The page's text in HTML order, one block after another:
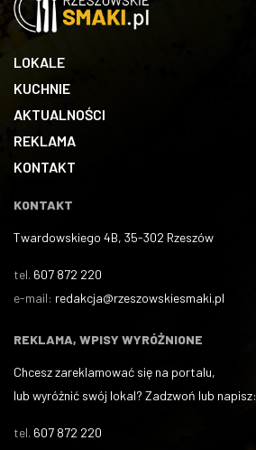
LOKALE
KUCHNIE
AKTUALNOŚCI
REKLAMA
KONTAKT
KONTAKT
Twardowskiego 4B, 35-302 Rzeszów
tel. 607 872 220
e-mail: redakcja@rzeszowskiesmaki.pl
REKLAMA, WPISY WYRÓŻNIONE
Chcesz zareklamować się na portalu,
lub wyróżnić swój lokal? Zadzwoń lub napisz:
tel. 607 872 220